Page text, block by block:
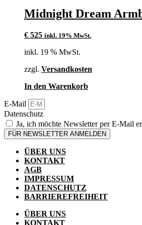
Midnight Dream
€ 525 inkl. 19% MwSt.
inkl. 19 % MwSt.
zzgl. Versandkosten
In den Warenkorb
E-Mail
Datenschutz
Ja, ich möchte Newsletter per E-Mail
FÜR NEWSLETTER ANMELDEN
ÜBER UNS
KONTAKT
AGB
IMPRESSUM
DATENSCHUTZ
BARRIEREFREIHEIT
ÜBER UNS
KONTAKT